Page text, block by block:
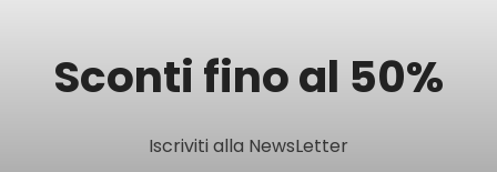
Sconti fino al 50%
Iscriviti alla NewsLetter